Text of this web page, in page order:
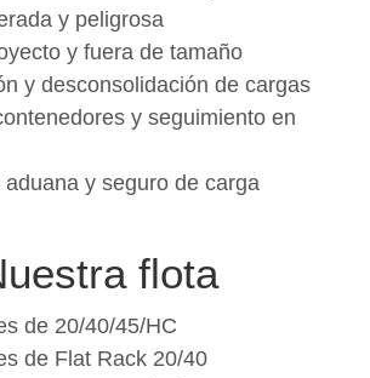
y peligrosa
y fuera de tamaño
y desconsolidación de cargas
y seguimiento en
aduana y seguro de carga
flota
de 20/40/45/HC
de Flat Rack 20/40